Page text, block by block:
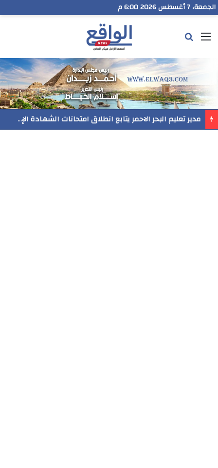
الجمعة، 7 أغسطس 2026 6:00 م
القائمة
مدير تعليم البحر الاحمر يتابع انطلاق امتحانات الشهادة الإعدادية ويؤكد: الانضباط